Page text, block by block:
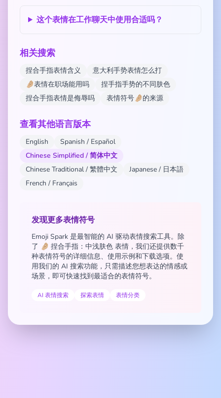
这个表情在工作聊天中使用合适吗？
相关搜索
捏合手指表情含义
意大利手势表情怎么打
🤌🏼表情在职场能用吗
捏手指手势的不同肤色
捏合手指表情是侮辱吗
表情符号🤌🏼的来源
查看其他语言版本
English
Spanish / Español
Chinese Simplified / 简体中文
Chinese Traditional / 繁體中文
Japanese / 日本語
French / Français
发现更多表情符号
Emoji Spark 是最智能的 AI 驱动表情搜索工具。除
了 🤌🏼 捏合手指：中浅肤色 表情，我们还提供数千
种表情符号的详细信息、使用示例和下载选项。使
用我们的 AI 搜索功能，只需描述您想表达的情感或
场景，即可快速找到最适合的表情符号。
AI 表情搜索 探索表情 表情分类